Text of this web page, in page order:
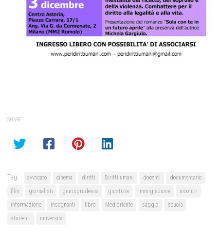
SHARE
Tag: avvocato cinema diritti Diritti umani docenti
documentario
film
giornalisti giurisprudenza giustizia immigrazione
incontri
informazione
insegnanti libro Medioriente saggio
scuola
studenti
università